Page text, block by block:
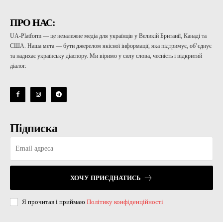
ПРО НАС:
UA-Platform — це незалежне медіа для українців у Великій Британії, Канаді та
США. Наша мета — бути джерелом якісної інформації, яка підтримує, об’єднує
та надихає українську діаспору. Ми віримо у силу слова, чесність і відкритий
діалог.
Підписка
ХОЧУ ПРИЄДНАТИСЬ
Я прочитав і приймаю Політику конфіденційності